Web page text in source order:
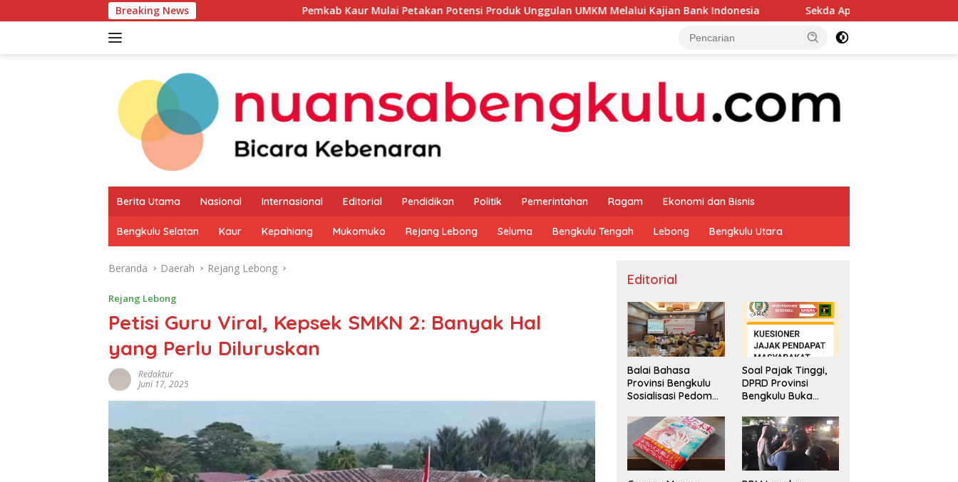
ke
Breaking News Pemkab Kaur Mulai Petakan Potensi Produk Unggulan UMKM Melalui Kajian Bank Indonesia Sekda Apresiasi Inspektorat Provinsi Bengkulu
Berita Utama Nasional Internasional Editorial Pendidikan Politik Pemerintahan Ragam Ekonomi dan Bisnis
Bengkulu Selatan Kaur Kepahiang Mukomuko Rejang Lebong Seluma Bengkulu Tengah Lebong Bengkulu Utara
Beranda Daerah Rejang Lebong
Rejang Lebong
Petisi Guru Viral, Kepsek SMKN 2: Banyak Hal
yang Perlu Diluruskan
Redaktur
Juni 17, 2025
Editorial
Balai Bahasa
Provinsi Bengkulu
Sosialisasi Pedoman
Penggunaan
Bahasa Indonesia
Soal Pajak Tinggi,
DPRD Provinsi
Bengkulu Buka
Pengaduan
Masyarakat